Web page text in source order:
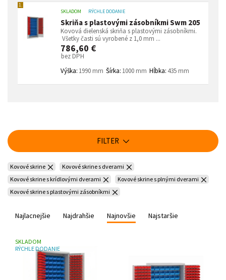
1.
SKLADOM
RÝCHLE DODANIE
Skriňa s plastovými zásobníkmi Swm 205
Kovová dielenská skriňa s plastovými zásobníkmi.
Všetky časti sú vyrobené z 1,0 mm ...
786,60 €
bez DPH
Výška: 1990 mm Šírka: 1000 mm Hĺbka: 435 mm
FILTER
Kovové skrine
Kovové skrine s dverami
Kovové skrine s krídlovými dverami
Kovové skrine s plnými dverami
Kovové skrine s plastovými zásobníkmi
Najlacnejšie Najdrahšie Najnovšie Najstaršie
SKLADOM
RÝCHLE DODANIE